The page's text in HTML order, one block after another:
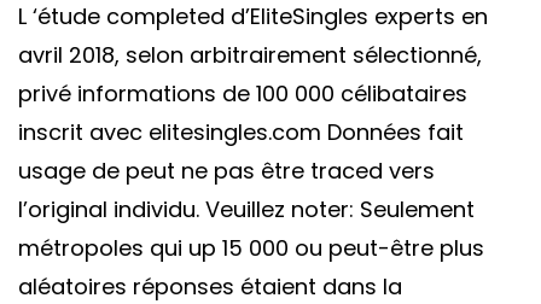
L ‘étude completed d’EliteSingles experts en
avril 2018, selon arbitrairement sélectionné,
privé informations de 100 000 célibataires
inscrit avec elitesingles.com Données fait
usage de peut ne pas être traced vers
l’original individu. Veuillez noter: Seulement
métropoles qui up 15 000 ou peut-être plus
aléatoires réponses étaient dans la